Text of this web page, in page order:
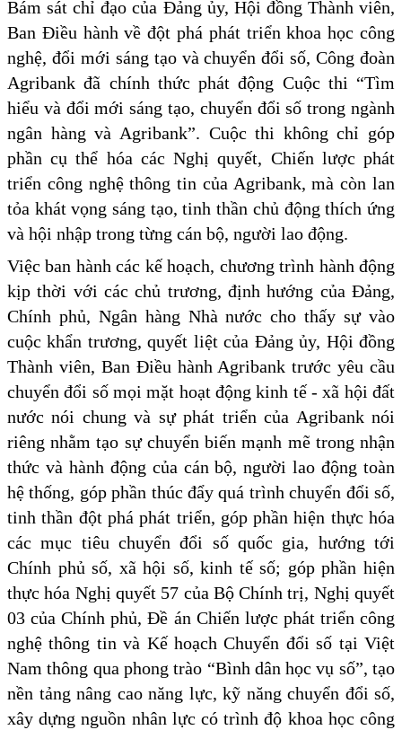
Bám sát chỉ đạo của Đảng ủy, Hội đồng Thành viên,
Ban Điều hành về đột phá phát triển khoa học công
nghệ, đổi mới sáng tạo và chuyển đổi số, Công đoàn
Agribank đã chính thức phát động Cuộc thi “Tìm
hiểu và đổi mới sáng tạo, chuyển đổi số trong ngành
ngân hàng và Agribank”. Cuộc thi không chỉ góp
phần cụ thể hóa các Nghị quyết, Chiến lược phát
triển công nghệ thông tin của Agribank, mà còn lan
tỏa khát vọng sáng tạo, tinh thần chủ động thích ứng
và hội nhập trong từng cán bộ, người lao động.
Việc ban hành các kế hoạch, chương trình hành động
kịp thời với các chủ trương, định hướng của Đảng,
Chính phủ, Ngân hàng Nhà nước cho thấy sự vào
cuộc khẩn trương, quyết liệt của Đảng ủy, Hội đồng
Thành viên, Ban Điều hành Agribank trước yêu cầu
chuyển đổi số mọi mặt hoạt động kinh tế - xã hội đất
nước nói chung và sự phát triển của Agribank nói
riêng nhằm tạo sự chuyển biến mạnh mẽ trong nhận
thức và hành động của cán bộ, người lao động toàn
hệ thống, góp phần thúc đẩy quá trình chuyển đổi số,
tinh thần đột phá phát triển, góp phần hiện thực hóa
các mục tiêu chuyển đổi số quốc gia, hướng tới
Chính phủ số, xã hội số, kinh tế số; góp phần hiện
thực hóa Nghị quyết 57 của Bộ Chính trị, Nghị quyết
03 của Chính phủ, Đề án Chiến lược phát triển công
nghệ thông tin và Kế hoạch Chuyển đổi số tại Việt
Nam thông qua phong trào “Bình dân học vụ số”, tạo
nền tảng nâng cao năng lực, kỹ năng chuyển đổi số,
xây dựng nguồn nhân lực có trình độ khoa học công